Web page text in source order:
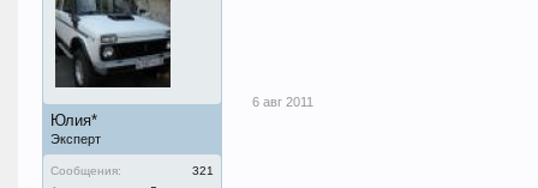
Юлия*
Эксперт
Сообщения:
321
6 авг 2011